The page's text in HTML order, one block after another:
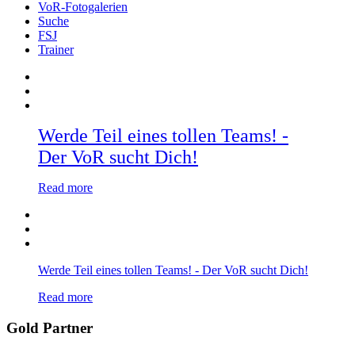
VoR-Fotogalerien
Suche
FSJ
Trainer
Werde Teil eines tollen Teams! -
Der VoR sucht Dich!
Read more
Werde Teil eines tollen Teams! - Der VoR sucht Dich!
Read more
Gold Partner